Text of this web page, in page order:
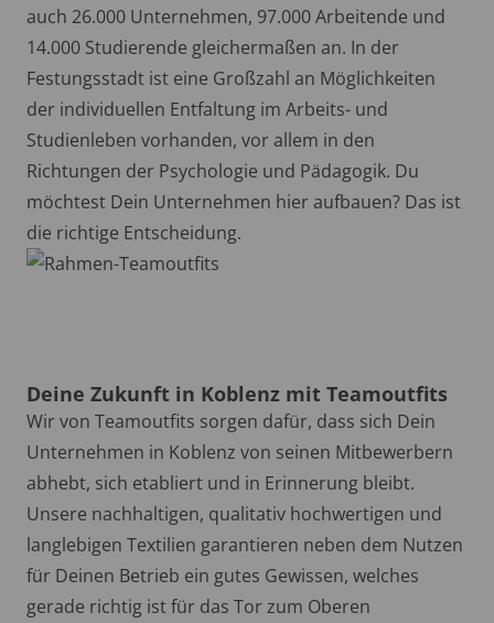
auch 26.000 Unternehmen, 97.000 Arbeitende und
14.000 Studierende gleichermaßen an. In der
Festungsstadt ist eine Großzahl an Möglichkeiten
der individuellen Entfaltung im Arbeits- und
Studienleben vorhanden, vor allem in den
Richtungen der Psychologie und Pädagogik. Du
möchtest Dein Unternehmen hier aufbauen? Das ist
die richtige Entscheidung.
Deine Zukunft in Koblenz mit Teamoutfits
Wir von Teamoutfits sorgen dafür, dass sich Dein
Unternehmen in Koblenz von seinen Mitbewerbern
abhebt, sich etabliert und in Erinnerung bleibt.
Unsere nachhaltigen, qualitativ hochwertigen und
langlebigen Textilien garantieren neben dem Nutzen
für Deinen Betrieb ein gutes Gewissen, welches
gerade richtig ist für das Tor zum Oberen